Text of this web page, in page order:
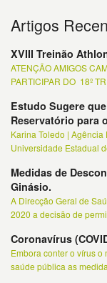
Artigos
XVIII Treinão
ATENÇÃO AMIGOS
PARTICIPAR DO 18º
Estudo Sugere
Reservatório para
Karina Toledo |
Universidade Estadual
Medidas de
Ginásio.
A Direcção Geral de
2020 a decisão de
Coronavírus
Embora conter o vírus
saúde pública as